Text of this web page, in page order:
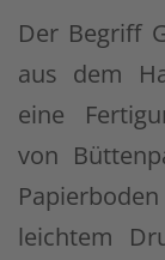
Der Begriff
aus dem
eine
von
leichtem